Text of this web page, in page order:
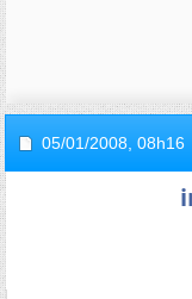
05/01/2008, 08h16